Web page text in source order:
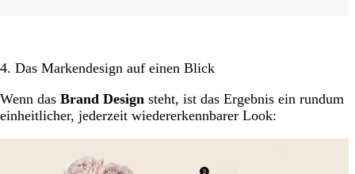
4. Das Markendesign auf einen Blick
Wenn das Brand Design steht, ist das Ergebnis ein rundum
einheitlicher, jederzeit wiedererkennbarer Look: